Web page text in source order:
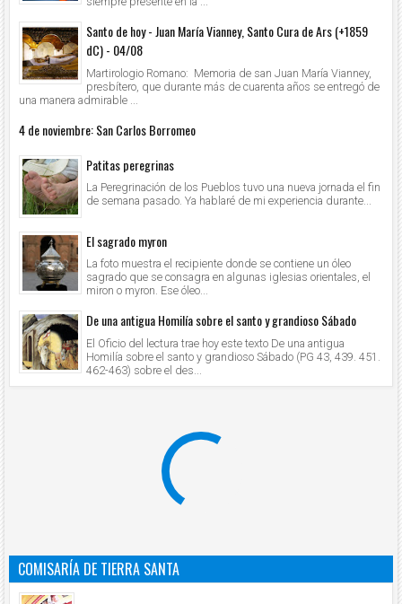
Santo de hoy - Juan María Vianney, Santo Cura de Ars (+1859
dC) - 04/08
Martirologio Romano: Memoria de san Juan María Vianney,
presbítero, que durante más de cuarenta años se entregó de
una manera admirable ...
4 de noviembre: San Carlos Borromeo
Patitas peregrinas
La Peregrinación de los Pueblos tuvo una nueva jornada el fin
de semana pasado. Ya hablaré de mi experiencia durante...
El sagrado myron
La foto muestra el recipiente donde se contiene un óleo
sagrado que se consagra en algunas iglesias orientales, el
miron o myron. Ese óleo...
De una antigua Homilía sobre el santo y grandioso Sábado
El Oficio del lectura trae hoy este texto De una antigua
Homilía sobre el santo y grandioso Sábado (PG 43, 439. 451.
462-463) sobre el des...
COMISARÍA DE TIERRA SANTA